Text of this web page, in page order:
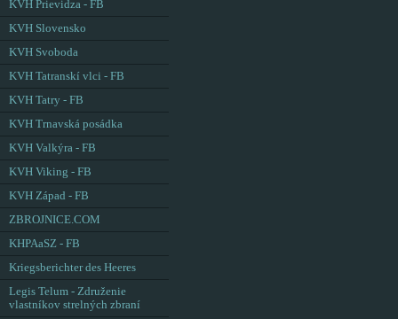
KVH Prievidza - FB
KVH Slovensko
KVH Svoboda
KVH Tatranskí vlci - FB
KVH Tatry - FB
KVH Trnavská posádka
KVH Valkýra - FB
KVH Viking - FB
KVH Západ - FB
ZBROJNICE.COM
KHPAaSZ - FB
Kriegsberichter des Heeres
Legis Telum - Združenie
vlastníkov strelných zbraní